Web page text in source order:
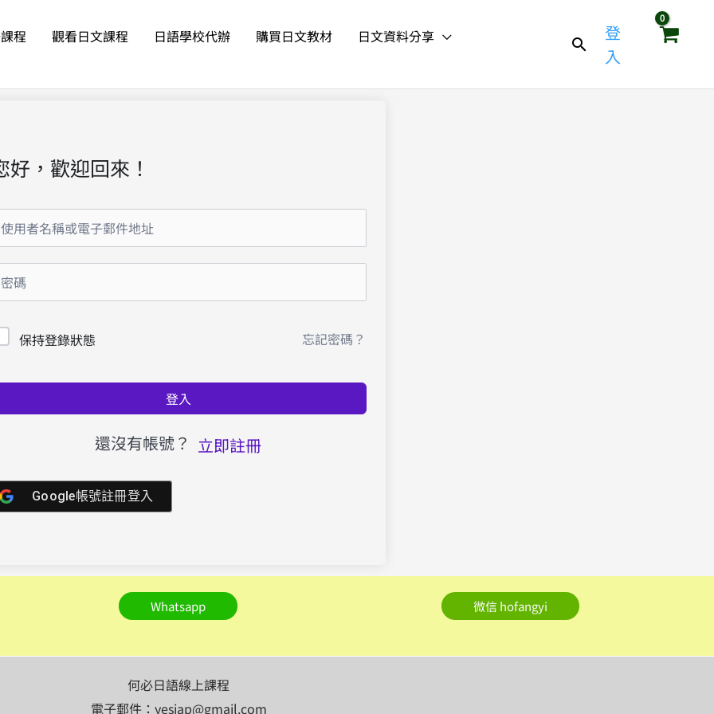
程 觀看日文課程 日語學校代辦 購買日文教材
日文資料分享
登
入
好，歡迎回來！
保持登錄狀態 忘記密碼？
登入
還沒有帳號？ 立即註冊
Google帳號註冊登入
Whatsapp 微信 hofangyi
何必日語線上課程
電子郵件：yesjap@gmail.com